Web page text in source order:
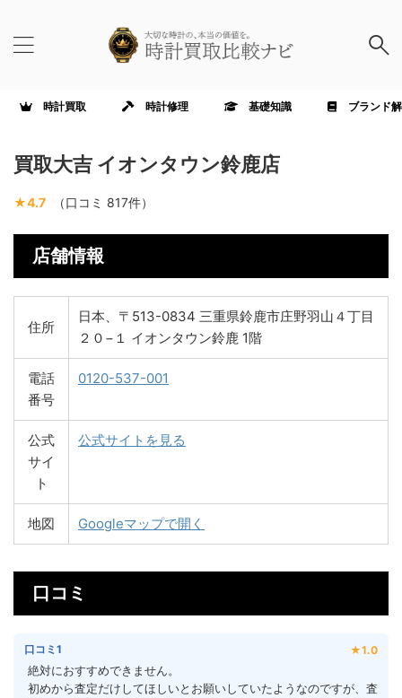
時計買取 時計修理 基礎知識 ブランド
買取大吉 イオンタウン鈴鹿店
★4.7 （口コミ 817件）
店舗情報
住所
日本、〒513-0834 三重県鈴鹿市庄野羽山４丁目
２０−１ イオンタウン鈴鹿 1階
電話
番号
0120-537-001
公式
サイ
ト
公式サイトを見る
地図 Googleマップで開く
口コミ
口コミ1 ★1.0
絶対におすすめできません。